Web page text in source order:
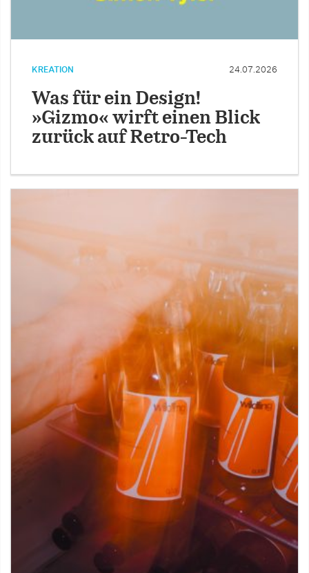
KREATION 24.07.2026
Was für ein Design!
»Gizmo« wirft einen Blick
zurück auf Retro-Tech